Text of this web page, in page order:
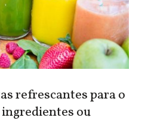
refrescantes para o
ingredientes ou